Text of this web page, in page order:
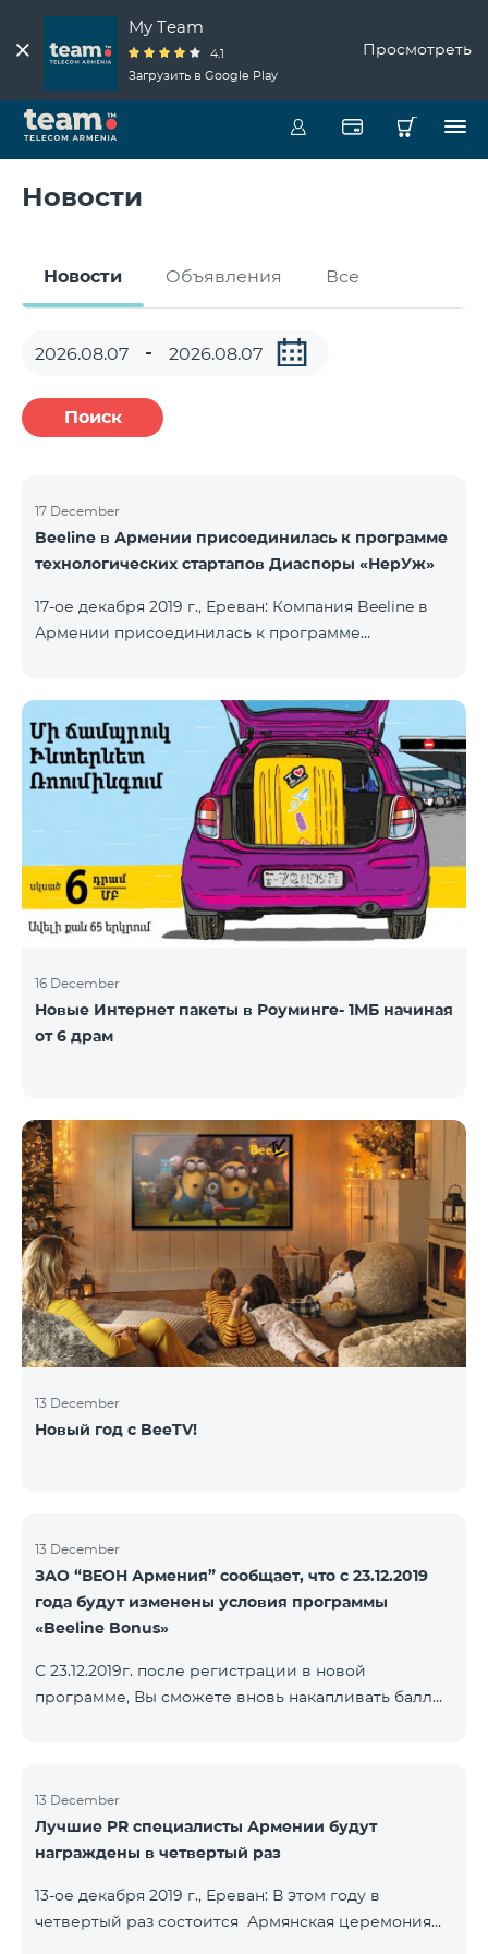
My Team
4.1
Загрузить в Google Play
Просмотреть
Новости
Новости Объявления Все
Поиск
17 December
Beeline в Армении присоединилась к программе
технологических стартапов Диаспоры «НерУж»
17-ое декабря 2019 г., Ереван: Компания Beeline в
Армении присоединилась к программе
высокотехнологичной промышленности РА и
офисом главного комиссара по делам диаспоры
РА. Основная цель программы - привлечение
талантливых предпринимателей, инженеров из
диаспоры, стимулирование репатриации, а также
развитие стартап-экосистемы в Армении.
Программа позволяет превратить
технологические идеи и проекты прож
16 December
Новые Интернет пакеты в Роуминге- 1МБ начиная
от 6 драм
13 December
Новый год с BeeTV!
13 December
ЗАО “ВЕОН Армения” сообщает, что с 23.12.2019
года будут изменены условия программы
«Beeline Bonus»
С 23.12.2019г. после регистрации в новой
программе, Вы сможете вновь накапливать баллы
декабря 2019г. Абоненты статусов Gold и VIP
перейдут в новую программу со своим статусом.
При регистрации в новой программе абоненты
новой бонусной программы.
13 December
Лучшие PR специалисты Армении будут
награждены в четвертый раз
13-ое декабря 2019 г., Ереван: В этом году в
четвертый раз состоится Армянская церемония